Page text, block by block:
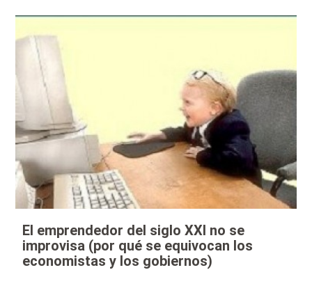
El emprendedor del siglo XXI no se
improvisa (por qué se equivocan los
economistas y los gobiernos)